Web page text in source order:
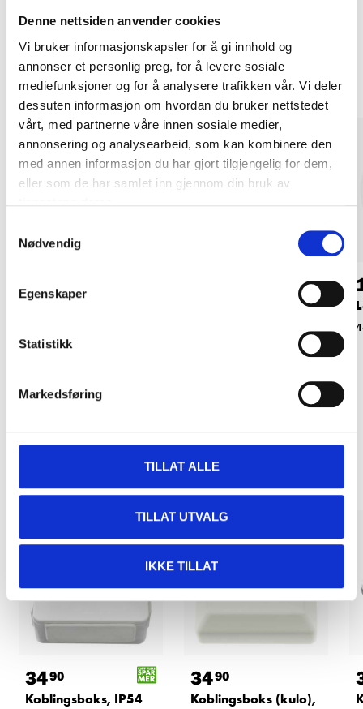
Denne nettsiden anvender cookies
Vi bruker informasjonskapsler for å gi innhold og
annonser et personlig preg, for å levere sosiale
mediefunksjoner og for å analysere trafikken vår. Vi deler
dessuten informasjon om hvordan du bruker nettstedet
vårt, med partnerne våre innen sosiale medier,
annonsering og analysearbeid, som kan kombinere den
med annen informasjon du har gjort tilgjengelig for dem,
eller som de har samlet inn gjennom din bruk av
Nødvendig
Egenskaper
Statistikk
Markedsføring
TILLAT ALLE
TILLAT UTVALG
IKKE TILLAT
Andre kunder har også kjøpt
22
Blindlokk Blindlokk, 100 mm
Relaterte produkter
3490
Koblingsboks, IP54
3490
Koblingsboks (kulo),